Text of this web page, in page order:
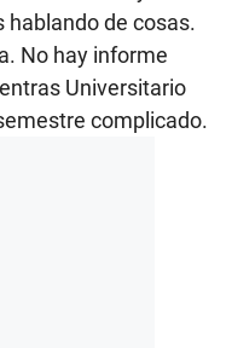
hablando de cosas.
No hay informe
Universitario
complicado.